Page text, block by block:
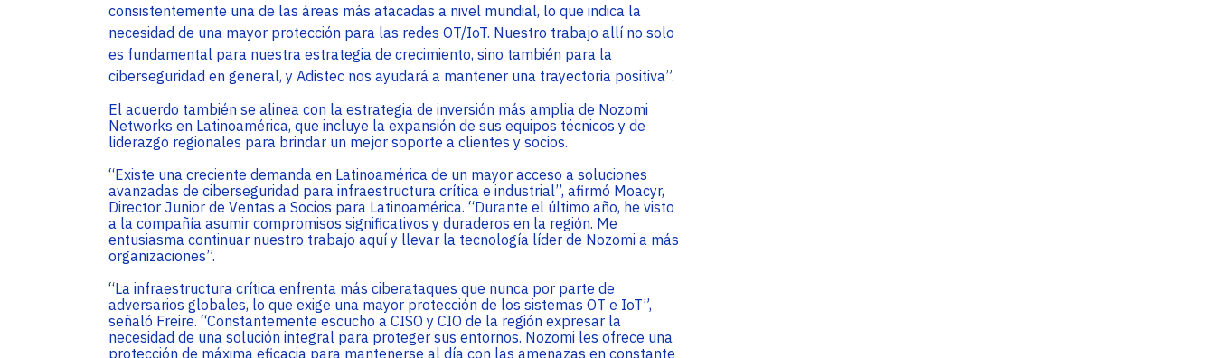
consistentemente una de las áreas más atacadas a nivel mundial, lo que indica la
necesidad de una mayor protección para las redes OT/IoT. Nuestro trabajo allí no solo
es fundamental para nuestra estrategia de crecimiento, sino también para la
ciberseguridad en general, y Adistec nos ayudará a mantener una trayectoria positiva”.
El acuerdo también se alinea con la estrategia de inversión más amplia de Nozomi
Networks en Latinoamérica, que incluye la expansión de sus equipos técnicos y de
liderazgo regionales para brindar un mejor soporte a clientes y socios.
“Existe una creciente demanda en Latinoamérica de un mayor acceso a soluciones
avanzadas de ciberseguridad para infraestructura crítica e industrial”, afirmó Moacyr,
Director Junior de Ventas a Socios para Latinoamérica. “Durante el último año, he visto
a la compañía asumir compromisos significativos y duraderos en la región. Me
entusiasma continuar nuestro trabajo aquí y llevar la tecnología líder de Nozomi a más
organizaciones”.
“La infraestructura crítica enfrenta más ciberataques que nunca por parte de
adversarios globales, lo que exige una mayor protección de los sistemas OT e IoT”,
señaló Freire. “Constantemente escucho a CISO y CIO de la región expresar la
necesidad de una solución integral para proteger sus entornos. Nozomi les ofrece una
protección de máxima eficacia para mantenerse al día con las amenazas en constante